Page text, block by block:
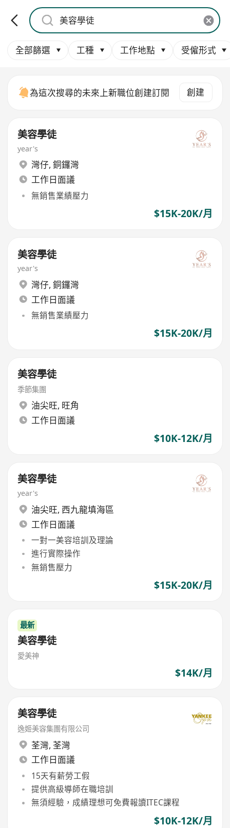
全部篩選 工種 工作地點 受僱形式
為這次搜尋的未來上新職位創建訂閱 創建
美容學徒
year's
灣仔, 銅鑼灣
工作日面議
無銷售業績壓力
$15K-20K/月
美容學徒
year's
灣仔, 銅鑼灣
工作日面議
無銷售業績壓力
$15K-20K/月
美容學徒
季節集團
油尖旺, 旺角
工作日面議
$10K-12K/月
美容學徒
year's
油尖旺, 西九龍填海區
工作日面議
一對一美容培訓及理論
進行實際操作
無銷售壓力
$15K-20K/月
最新
美容學徒
愛美神
$14K/月
美容學徒
逸姬美容集團有限公司
荃灣, 荃灣
工作日面議
15天有薪勞工假
提供高級導師在職培訓
無須經驗，成績理想可免費報讀ITEC課程
$10K-12K/月